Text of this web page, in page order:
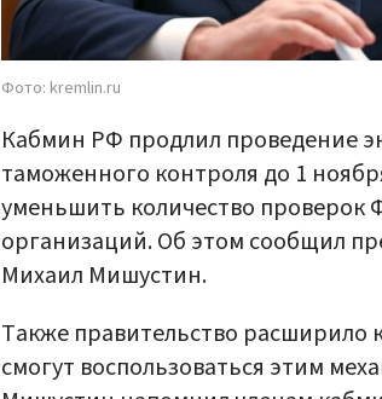
Фото: kremlin.ru
Кабмин РФ продлил проведение
таможенного контроля до 1
уменьшить количество проверок
организаций. Об этом сообщил
Михаил Мишустин.
Также правительство расширило
смогут воспользоваться этим